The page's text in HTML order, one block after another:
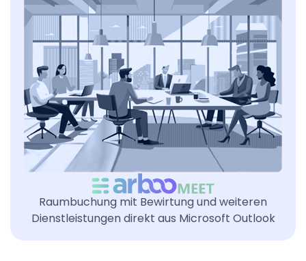
Raumbuchung mit Bewirtung und weiteren
Dienstleistungen direkt aus Microsoft Outlook